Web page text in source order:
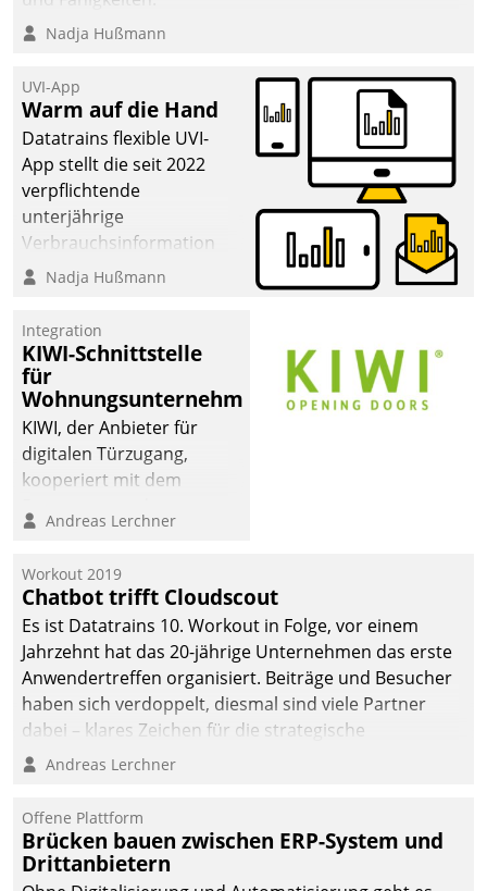
Nadja Hußmann
UVI-App
Warm auf die Hand
Datatrains flexible UVI-
App stellt die seit 2022
verpflichtende
unterjährige
Verbrauchsinformation
schnell, zuverlässig und
Die monatlichen
Mitteilungen zum
Heizungs- und
Wasserverbrauch gehen
automatisiert, vollständig
und auf Wunsch über
mehrere zuvor
Kommunikationswege bei
Nadja Hußmann
Integration
KIWI-Schnittstelle
für
Wohnungsunternehmen
KIWI, der Anbieter für
digitalen Türzugang,
kooperiert mit dem
Softwareentwicklungshaus
Andreas Lerchner
Workout 2019
Chatbot trifft Cloudscout
Es ist Datatrains 10. Workout in Folge, vor einem
Jahrzehnt hat das 20-jährige Unternehmen das erste
Anwendertreffen organisiert. Beiträge und Besucher
haben sich verdoppelt, diesmal sind viele Partner
dabei – klares Zeichen für die strategische
Fokussierung auf den Kunden.
Andreas Lerchner
Offene Plattform
Brücken bauen zwischen ERP-System und
Drittanbietern